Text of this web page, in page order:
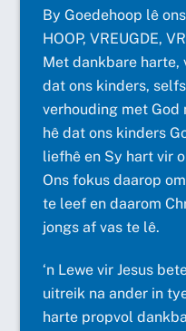
By Goedehoop lê
HOOP, VREUGDE,
Met dankbare harte,
dat ons kinders,
verhouding met God
hê dat ons kinders
liefhê en Sy hart vir
Ons fokus daarop
te leef en daarom
jongs af vas te lê.
‘n Lewe vir Jesus
uitreik na ander in
harte propvol